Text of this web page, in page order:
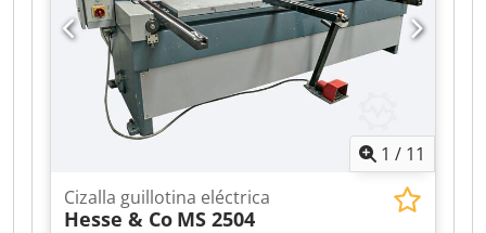
1 / 11
Cizalla guillotina eléctrica
Hesse & Co MS 2504